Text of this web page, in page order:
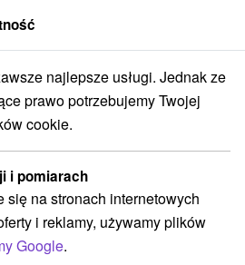
dla seniorów Demänovská dolina
Demänovská
z rabatem
najlepsze usługi. Jednak ze
prawo potrzebujemy Twojej
cookie.
i pomiarach
na stronach internetowych
i reklamy, używamy plików
Google.